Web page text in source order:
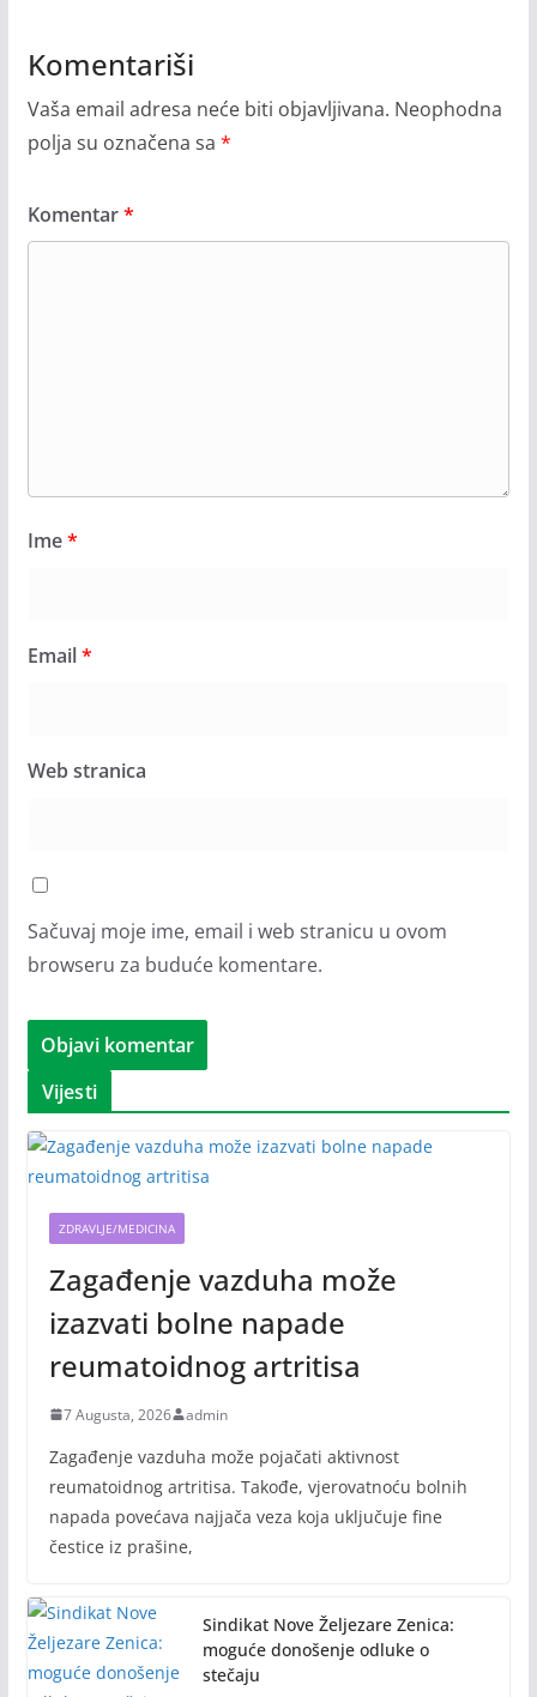
Komentariši
Vaša email adresa neće biti objavljivana. Neophodna
polja su označena sa *
Komentar*
Ime*
Email*
Web stranica
Sačuvaj moje ime, email i web stranicu u ovom
browseru za buduće komentare.
Vijesti
ZDRAVLJE/MEDICINA
Zagađenje vazduha može
izazvati bolne napade
reumatoidnog artritisa
7 Augusta, 2026 admin
Zagađenje vazduha može pojačati aktivnost
reumatoidnog artritisa. Takođe, vjerovatnoću bolnih
napada povećava najjača veza koja uključuje fine
čestice iz prašine,
Sindikat Nove Željezare Zenica:
moguće donošenje odluke o
stečaju